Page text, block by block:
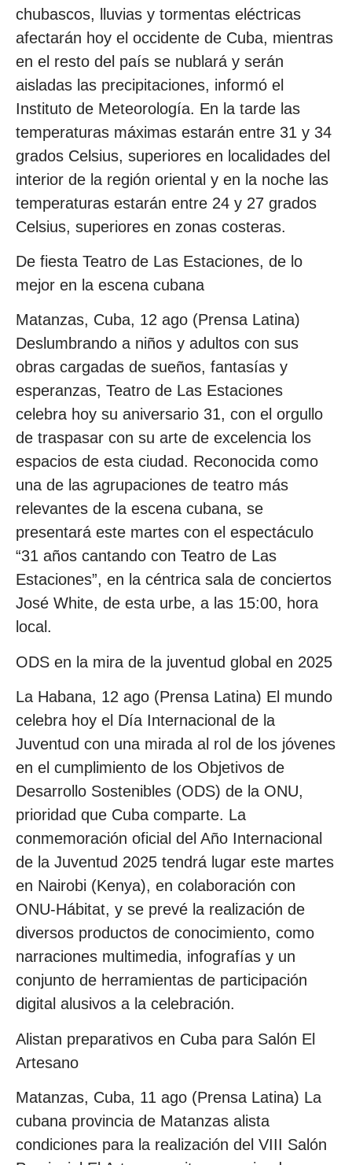
chubascos, lluvias y tormentas eléctricas
afectarán hoy el occidente de Cuba, mientras
en el resto del país se nublará y serán
aisladas las precipitaciones, informó el
Instituto de Meteorología. En la tarde las
temperaturas máximas estarán entre 31 y 34
grados Celsius, superiores en localidades del
interior de la región oriental y en la noche las
temperaturas estarán entre 24 y 27 grados
Celsius, superiores en zonas costeras.
De fiesta Teatro de Las Estaciones, de lo
mejor en la escena cubana
Matanzas, Cuba, 12 ago (Prensa Latina)
Deslumbrando a niños y adultos con sus
obras cargadas de sueños, fantasías y
esperanzas, Teatro de Las Estaciones
celebra hoy su aniversario 31, con el orgullo
de traspasar con su arte de excelencia los
espacios de esta ciudad. Reconocida como
una de las agrupaciones de teatro más
relevantes de la escena cubana, se
presentará este martes con el espectáculo
“31 años cantando con Teatro de Las
Estaciones”, en la céntrica sala de conciertos
José White, de esta urbe, a las 15:00, hora
local.
ODS en la mira de la juventud global en 2025
La Habana, 12 ago (Prensa Latina) El mundo
celebra hoy el Día Internacional de la
Juventud con una mirada al rol de los jóvenes
en el cumplimiento de los Objetivos de
Desarrollo Sostenibles (ODS) de la ONU,
prioridad que Cuba comparte. La
conmemoración oficial del Año Internacional
de la Juventud 2025 tendrá lugar este martes
en Nairobi (Kenya), en colaboración con
ONU-Hábitat, y se prevé la realización de
diversos productos de conocimiento, como
narraciones multimedia, infografías y un
conjunto de herramientas de participación
digital alusivos a la celebración.
Alistan preparativos en Cuba para Salón El
Artesano
Matanzas, Cuba, 11 ago (Prensa Latina) La
cubana provincia de Matanzas alista
condiciones para la realización del VIII Salón